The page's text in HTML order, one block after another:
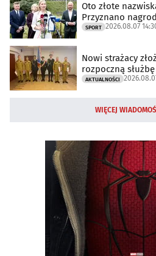
Oto złote
Przyznano
SPORT 2026.08.07
Nowi strażacy
rozpoczną służbę
AKTUALNOŚCI
WIĘCEJ